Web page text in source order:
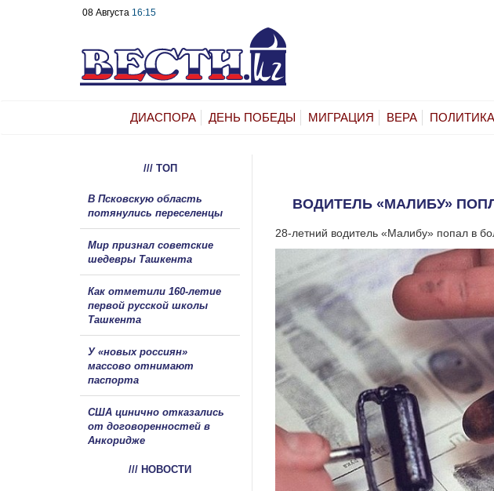
08 Августа 16:15
ДИАСПОРА ДЕНЬ ПОБЕДЫ МИГРАЦИЯ ВЕРА ПОЛИТИКА
ВОДИТЕЛЬ «МАЛИБУ»
28-летний водитель «Малибу» попал в
/// ТОП
В Псковскую область
потянулись переселенцы
Мир признал советские
шедевры Ташкента
Как отметили 160-летие
первой русской школы
Ташкента
У «новых россиян»
массово отнимают
паспорта
США цинично отказались
от договоренностей в
Анкоридже
/// НОВОСТИ